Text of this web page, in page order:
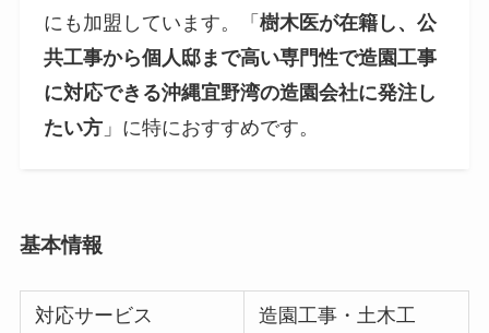
にも加盟しています。「樹木医が在籍し、公
共工事から個人邸まで高い専門性で造園工事
に対応できる沖縄宜野湾の造園会社に発注し
たい方 」に特におすすめです。
基本情報
対応サービス
造園工事・土木工